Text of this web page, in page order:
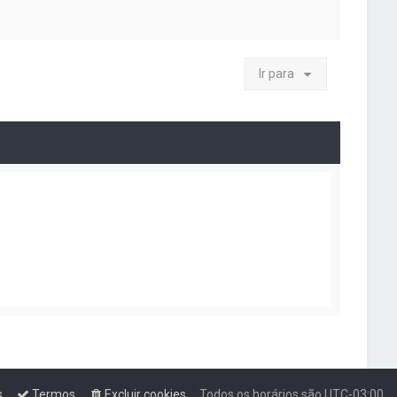
Ir para